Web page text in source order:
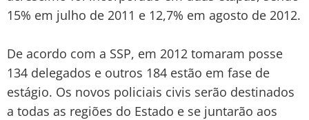
15% em julho de 2011 e 12,7% em agosto de 2012.
De acordo com a SSP, em 2012 tomaram posse
134 delegados e outros 184 estão em fase de
estágio. Os novos policiais civis serão destinados
a todas as regiões do Estado e se juntarão aos